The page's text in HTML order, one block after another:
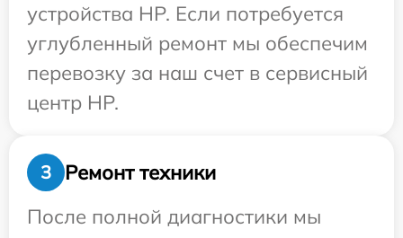
устройства HP. Если потребуется
углубленный ремонт мы обеспечим
перевозку за наш счет в сервисный
центр HP.
3
Ремонт техники
После полной диагностики мы